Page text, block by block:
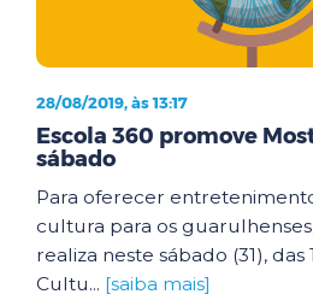
28/08/2019, às 13:17
Escola 360 promove
sábado
Para oferecer
cultura para os
realiza neste sábado (31), das
Cultu... [saiba mais]